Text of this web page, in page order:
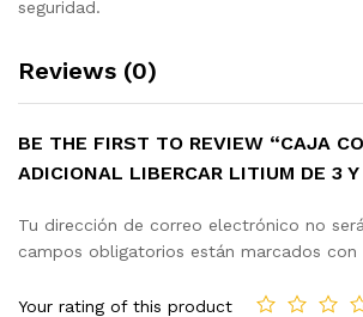
seguridad.
Reviews (0)
BE THE FIRST TO REVIEW “CAJA
ADICIONAL LIBERCAR LITIUM DE 3 Y
Tu dirección de correo electrónico no
campos obligatorios están marcados con
Your rating of this product